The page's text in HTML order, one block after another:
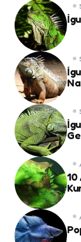
10